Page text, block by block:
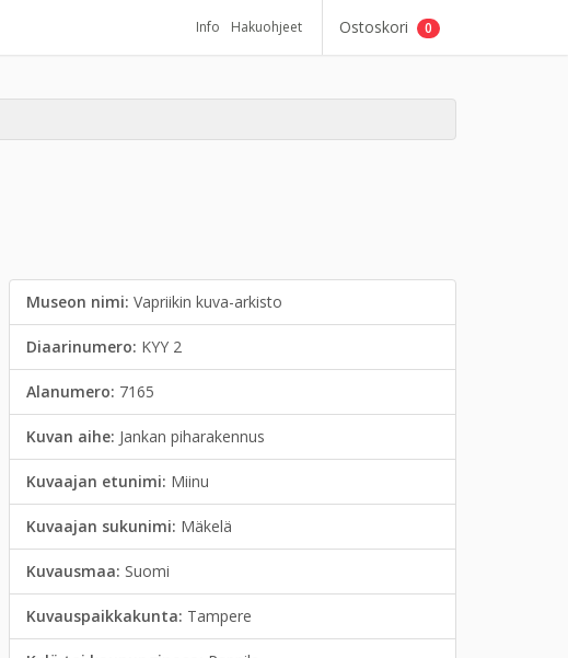
Info Hakuohjeet Ostoskori 0
Museon nimi:Vapriikin kuva-arkisto
Diaarinumero: KYY 2
Alanumero: 7165
Kuvan aihe: Jankan piharakennus
Kuvaajan etunimi: Miinu
Kuvaajan sukunimi: Mäkelä
Kuvausmaa: Suomi
Kuvauspaikkakunta: Tampere